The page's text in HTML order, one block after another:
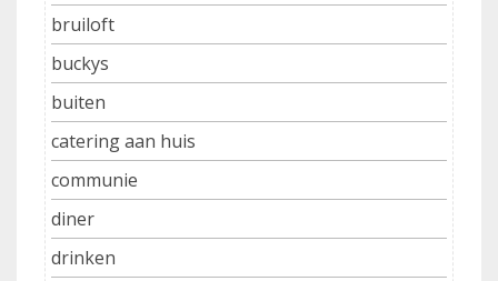
bruiloft
buckys
buiten
catering aan huis
communie
diner
drinken